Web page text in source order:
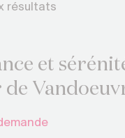
résultats
et